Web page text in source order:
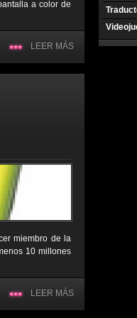
a color de
LEER MÁS
miembro de la
10 millones
LEER MÁS